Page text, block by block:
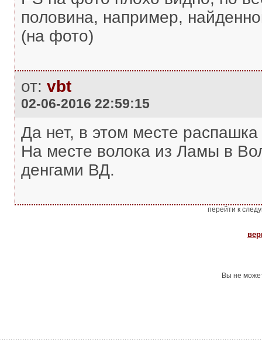
половина, например,
(на фото)
от: vbt
02-06-2016 22:59:15
Да нет, в этом месте
На месте волока из Ламы в
денгами ВД.
перейти к
Вы не